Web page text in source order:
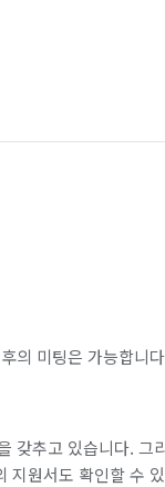
의 미팅은 가능합니
갖추고 있습니다. 그
지원서도 확인할 수